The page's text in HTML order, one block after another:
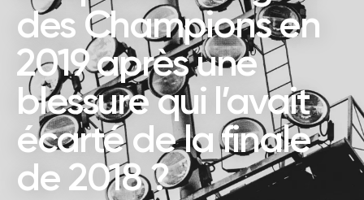
des Champions en
2019 après une
blessure qui l’avait
écarté de la finale
de 2018 ?